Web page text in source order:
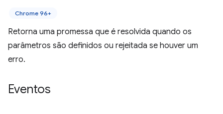
Chrome 96+
Retorna uma promessa que é resolvida quando os
parâmetros são definidos ou rejeitada se houver um
erro.
Eventos